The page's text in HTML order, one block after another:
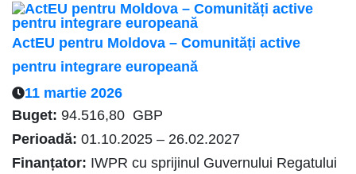
ActEU pentru Moldova – Comunități active
pentru integrare europeană
11 martie 2026
Buget: 94.516,80 GBP
Perioadă: 01.10.2025 – 26.02.2027
Finanțator: IWPR cu sprijinul Guvernului Regatului